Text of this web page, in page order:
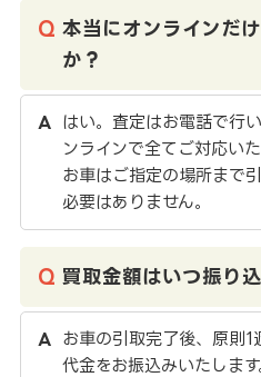
本当にオンラインだ
か？
はい。査定はお電話で行
ンラインで全てご対応いた
お車はご指定の場所まで
必要はありません。
買取金額はいつ振り
お車の引取完了後、原則
代金をお振込みいたします